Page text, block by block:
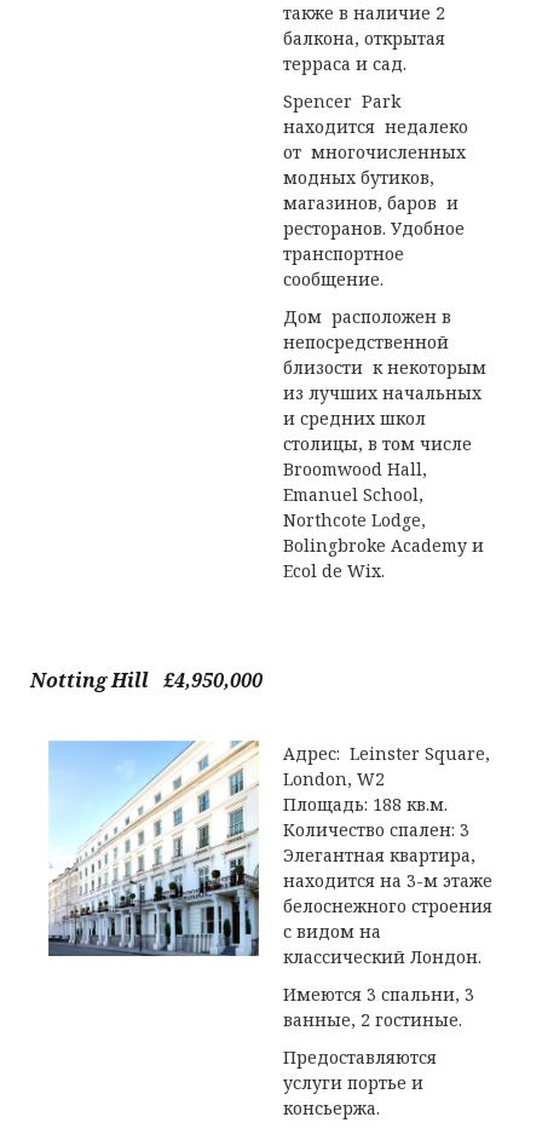
также в наличие 2
балкона, открытая
терраса и сад.
Spencer Park
находится недалеко
от многочисленных
модных бутиков,
магазинов, баров и
ресторанов. Удобное
транспортное
сообщение.
Дом расположен в
непосредственной
близости к некоторым
из лучших начальных
и средних школ
столицы, в том числе
Broomwood Hall,
Emanuel School,
Northcote Lodge,
Bolingbroke Academy и
Ecol de Wix.
Notting Hill £4,950,000
Адрес: Leinster Square,
London, W2
Площадь: 188 кв.м.
Количество спален: 3
Элегантная квартира,
находится на 3-м этаже
белоснежного строения
с видом на
классический Лондон.
Имеются 3 спальни, 3
ванные, 2 гостиные.
Предоставляются
услуги портье и
консьержа.